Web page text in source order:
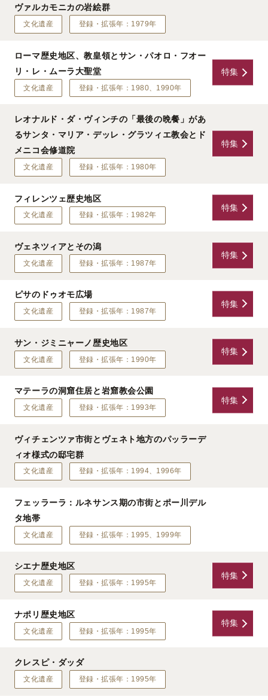
ヴァルカモニカの岩絵群
文化遺産 登録・拡張年：1979年
ローマ歴史地区、教皇領とサン・パオロ・フオー
リ・レ・ムーラ大聖堂
文化遺産 登録・拡張年：1980、1990年
特集
レオナルド・ダ・ヴィンチの「最後の晩餐」があ
るサンタ・マリア・デッレ・グラツィエ教会とド
メニコ会修道院
文化遺産 登録・拡張年：1980年
特集
フィレンツェ歴史地区
文化遺産 登録・拡張年：1982年
特集
ヴェネツィアとその潟
文化遺産 登録・拡張年：1987年
特集
ピサのドゥオモ広場
文化遺産 登録・拡張年：1987年
特集
サン・ジミニャーノ歴史地区
文化遺産 登録・拡張年：1990年
特集
マテーラの洞窟住居と岩窟教会公園
文化遺産 登録・拡張年：1993年
特集
ヴィチェンツァ市街とヴェネト地方のパッラーデ
ィオ様式の邸宅群
文化遺産 登録・拡張年：1994、1996年
フェッラーラ：ルネサンス期の市街とポー川デル
タ地帯
文化遺産 登録・拡張年：1995、1999年
シエナ歴史地区
文化遺産 登録・拡張年：1995年
特集
ナポリ歴史地区
文化遺産 登録・拡張年：1995年
特集
クレスピ・ダッダ
文化遺産 登録・拡張年：1995年